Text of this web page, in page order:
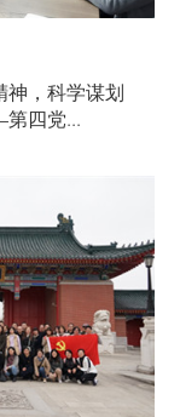
神，科学谋划
四党...